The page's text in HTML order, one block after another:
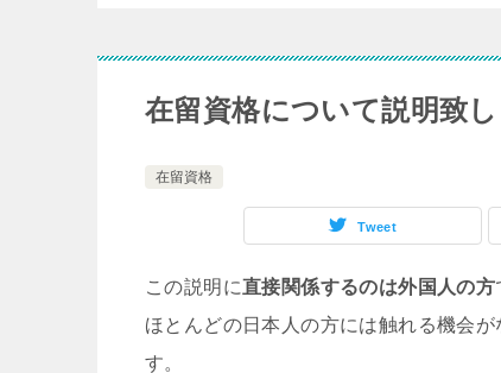
在留資格について説明致
在留資格
Tweet
この説明に直接関係するのは外国人の方
ほとんどの日本人の方には触れる機会
す。